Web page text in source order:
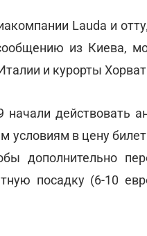
Lauda и
из Киева,
и курорты
действовать
условиям в цену
дополнительно
посадку (6-10